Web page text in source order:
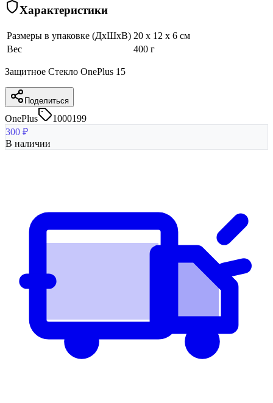
Характеристики
Размеры в упаковке (ДхШхВ) 20 x 12 x 6 см
Вес
400 г
Защитное Стекло OnePlus 15
Поделиться
OnePlus
1000199
300 ₽
В наличии